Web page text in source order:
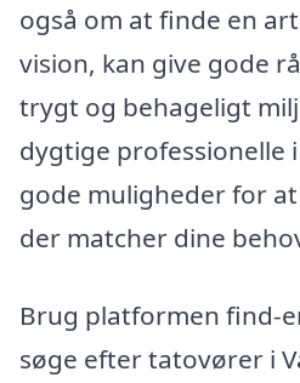
også om at finde en
vision, kan give gode
trygt og behageligt
dygtige professionelle
gode muligheder for
der matcher dine
Brug platformen find-
søge efter tatovører i